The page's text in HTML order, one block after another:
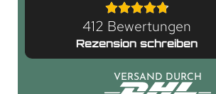
412 Bewertungen
Rezension schreiben
VERSAND DURCH